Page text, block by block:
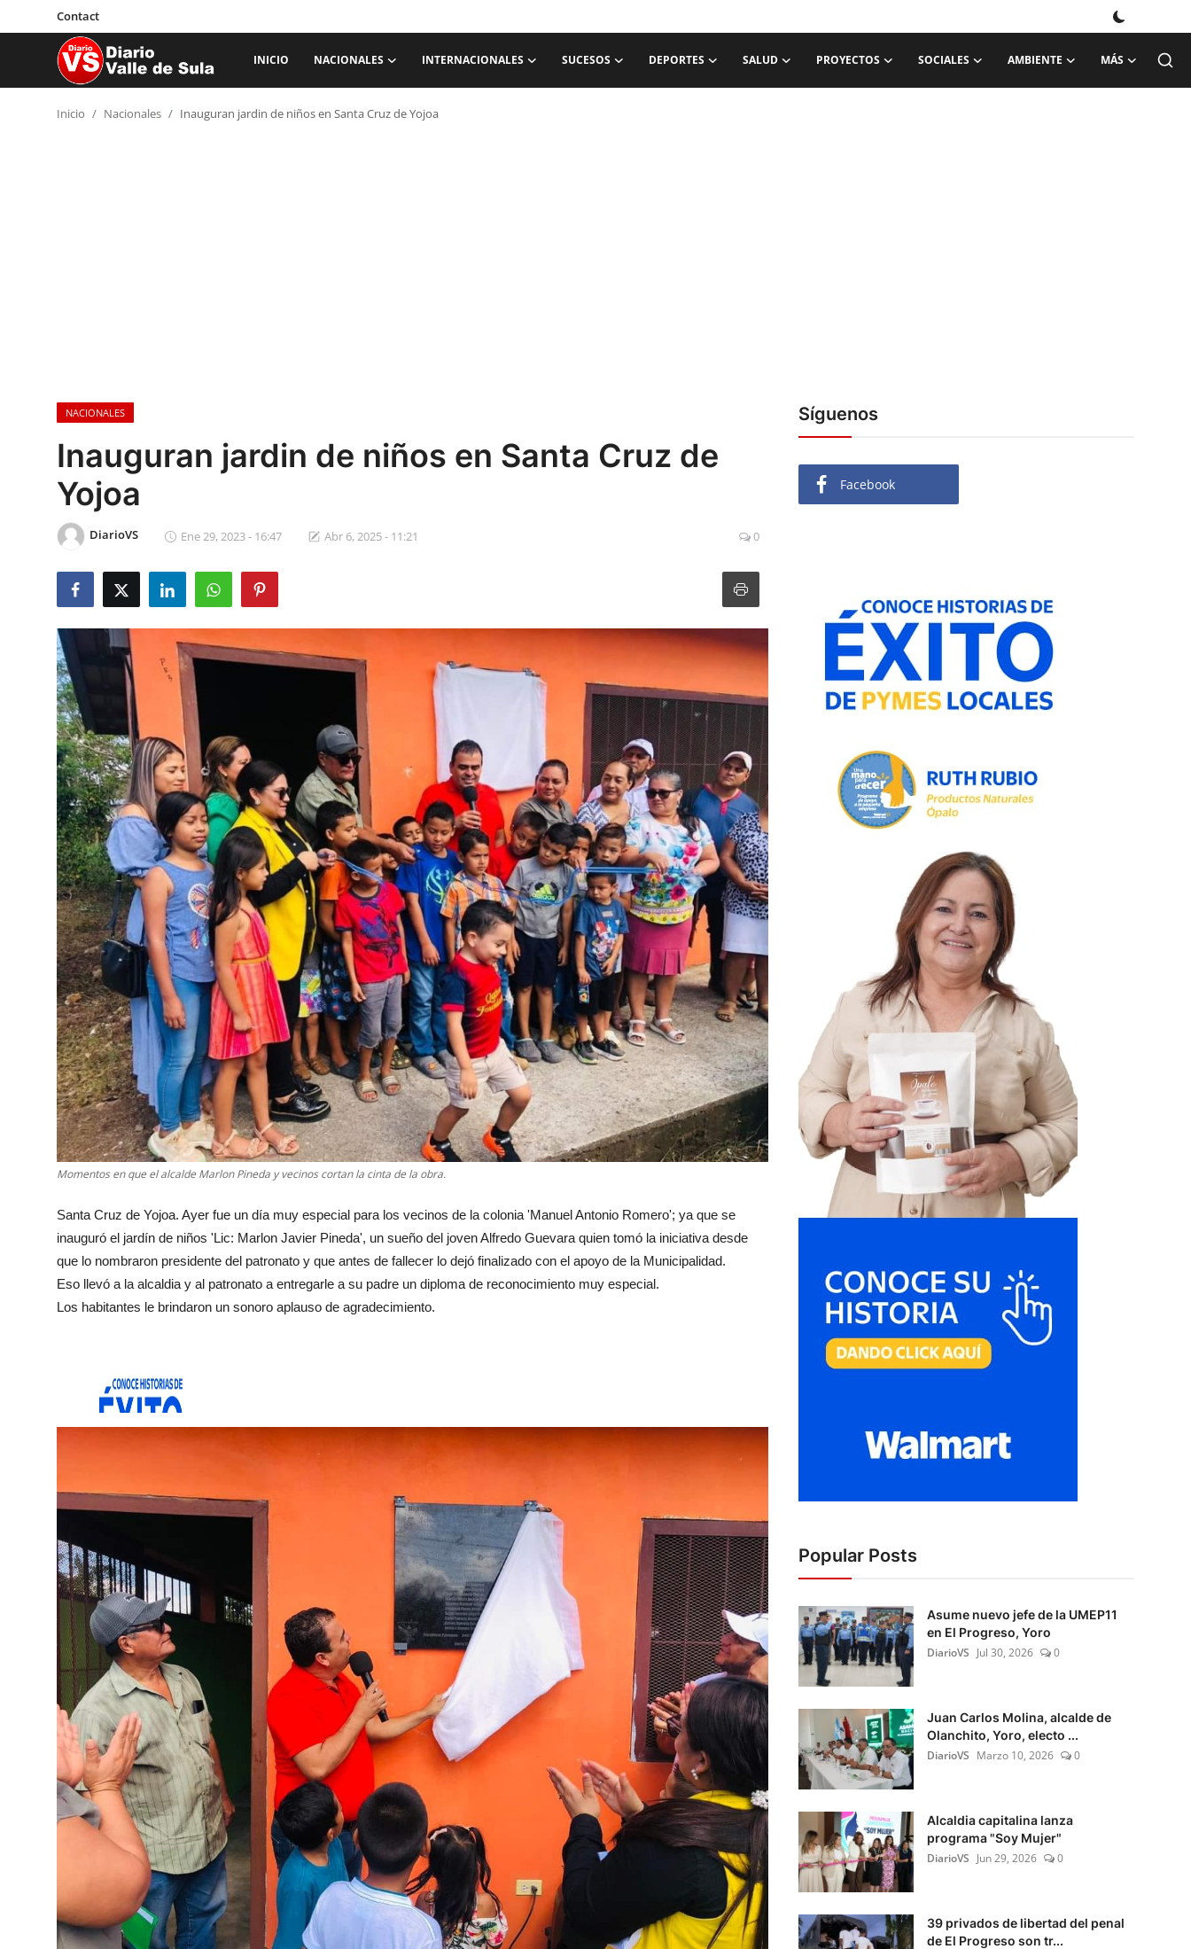
Contact
INICIO NACIONALES INTERNACIONALES SUCESOS DEPORTES SALUD PROYECTOS SOCIALES AMBIENTE MÁS
Sociales
Ambiente
Gobierno
Inicio Nacionales Inauguran jardin de niños en Santa Cruz de Yojoa
NACIONALES
Inauguran jardin de niños en Santa Cruz de
Yojoa
DiarioVS Ene 29, 2023 - 16:47 Abr 6, 2025 - 11:21 0
Momentos en que el alcalde Marlon Pineda y vecinos cortan la cinta de la obra.
Santa Cruz de Yojoa. Ayer fue un día muy especial para los vecinos de la colonia 'Manuel Antonio Romero'; ya que se
inauguró el jardín de niños 'Lic: Marlon Javier Pineda', un sueño del joven Alfredo Guevara quien tomó la iniciativa desde
que lo nombraron presidente del patronato y que antes de fallecer lo dejó finalizado con el apoyo de la Municipalidad.
Eso llevó a la alcaldia y al patronato a entregarle a su padre un diploma de reconocimiento muy especial.
Los habitantes le brindaron un sonoro aplauso de agradecimiento.
Síguenos
Facebook
Popular Posts
Asume nuevo jefe de la UMEP11
en El Progreso, Yoro
DiarioVS Jul 30, 2026 0
Juan Carlos Molina, alcalde de
Olanchito, Yoro, electo ...
DiarioVS Marzo 10, 2026 0
Alcaldia capitalina lanza
programa "Soy Mujer"
DiarioVS Jun 29, 2026 0
39 privados de libertad del penal
de El Progreso son tr...